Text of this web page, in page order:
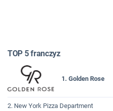
TOP 5 franczyz
1. Golden Rose
2. New York Pizza Department